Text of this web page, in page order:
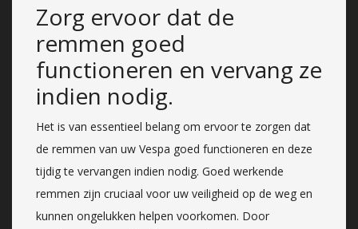
Zorg ervoor dat de
remmen goed
functioneren en vervang ze
indien nodig.
Het is van essentieel belang om ervoor te zorgen dat
de remmen van uw Vespa goed functioneren en deze
tijdig te vervangen indien nodig. Goed werkende
remmen zijn cruciaal voor uw veiligheid op de weg en
kunnen ongelukken helpen voorkomen. Door